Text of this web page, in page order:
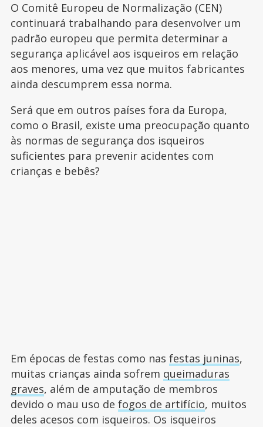
O Comitê Europeu de Normalização (CEN)
continuará trabalhando para desenvolver um
padrão europeu que permita determinar a
segurança aplicável aos isqueiros em relação
aos menores, uma vez que muitos fabricantes
ainda descumprem essa norma.
Será que em outros países fora da Europa,
como o Brasil, existe uma preocupação quanto
às normas de segurança dos isqueiros
suficientes para prevenir acidentes com
crianças e bebês?
Em épocas de festas como nas festas juninas,
muitas crianças ainda sofrem queimaduras
graves, além de amputação de membros
devido o mau uso de fogos de artifício, muitos
deles acesos com isqueiros. Os isqueiros